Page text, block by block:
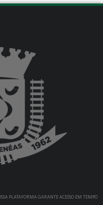
PLATAFORMA GARANTE ACESSO EM TEMPO